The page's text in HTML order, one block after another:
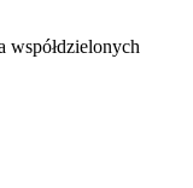
współdzielonych